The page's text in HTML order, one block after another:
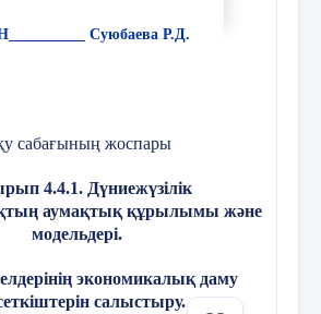
10 слайд
__________ Суюбаева Р.Д.
сабағының жоспары
4.4.1. Дүниежүзілік
аумақтық құрылымы және
модельдері.
экономикалық даму
салыстыру.